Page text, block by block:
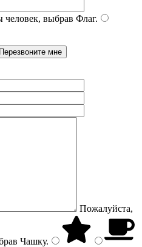
человек, выбрав Флаг.
Пожалуйста,
Чашку.